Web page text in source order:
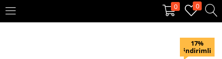
0 0
KAYIT OL
17%
indirimli